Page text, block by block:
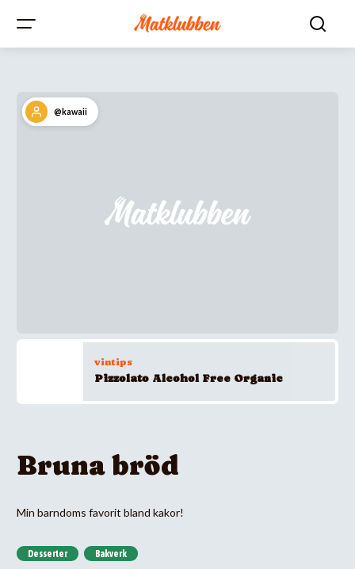
@kawaii
vintips
Pizzolato Alcohol Free Organic
Bruna bröd
Min barndoms favorit bland kakor!
Desserter Bakverk